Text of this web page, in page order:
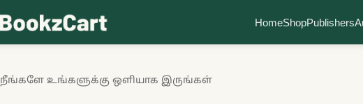
HomeShopPublishers
நீங்களே உங்களுக்கு ஒளியாக இருங்கள்